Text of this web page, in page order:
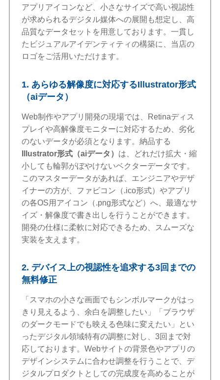
アプリアイコンなど、小さなサイズで高い視認性
が求められるデジタル媒体への展開も想定し、高
品質なデータセットを用意しております。一貫し
たビジュアルアイデンティティの構築に、当店の
ロゴをご活用いただけます。
1. あらゆる解像度に対応するIllustrator形式
（aiデータ）
Web制作やアプリ開発の現場では、Retinaディス
プレイや高解像度モニターに対応するため、劣化
のないデータが必須となります。納品する
Illustrator形式（aiデータ） は、どれだけ拡大・縮
小しても輪郭がぼやけないベクターデータです。
このマスターデータがあれば、エンジニアやデザ
イナーの方が、ファビコン（.ico形式）やアプリ
の各OS用アイコン（.png形式など）へ、最適なサ
イズ・解像度で書き出しを行うことができます。
開発の仕様に柔軟に対応できるため、スムーズな
実装を支えます。
2. デバイス上の視認性を追求する3回までの
無料修正
「スマホの小さな画面でもシンボルマークがはっ
きり見えるよう、余白を調整したい」「ブラウザ
のダークモードでも映える色味に変えたい」とい
ったデジタル領域特有の調整に対し、3回まで対
応しております。Webサイトの背景色やアプリの
デザインシステムに合わせ調整を行うことで、デ
ジタルプロダクトとしての完成度を高めることが